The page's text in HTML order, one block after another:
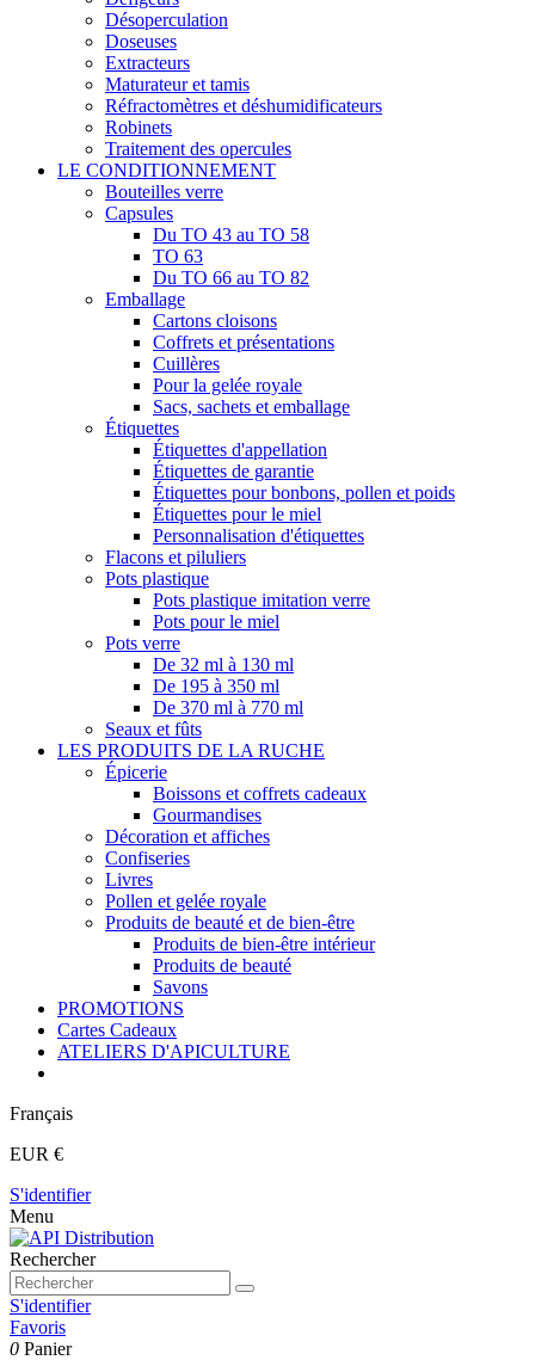
Désoperculation
Doseuses
Extracteurs
Maturateur et tamis
Réfractomètres et déshumidificateurs
Robinets
Traitement des opercules
LE CONDITIONNEMENT
Bouteilles verre
Capsules
Du TO 43 au TO 58
TO 63
Du TO 66 au TO 82
Emballage
Cartons cloisons
Coffrets et présentations
Cuillères
Pour la gelée royale
Sacs, sachets et emballage
Étiquettes
Étiquettes d'appellation
Étiquettes de garantie
Étiquettes pour bonbons, pollen et poids
Étiquettes pour le miel
Personnalisation d'étiquettes
Flacons et piluliers
Pots plastique
Pots plastique imitation verre
Pots pour le miel
Pots verre
De 32 ml à 130 ml
De 195 à 350 ml
De 370 ml à 770 ml
Seaux et fûts
LES PRODUITS DE LA RUCHE
Épicerie
Boissons et coffrets cadeaux
Gourmandises
Décoration et affiches
Confiseries
Livres
Pollen et gelée royale
Produits de beauté et de bien-être
Produits de bien-être intérieur
Produits de beauté
Savons
PROMOTIONS
Cartes Cadeaux
ATELIERS D'APICULTURE
Français
EUR €
S'identifier
Menu
Rechercher
S'identifier
Favoris
0 Panier